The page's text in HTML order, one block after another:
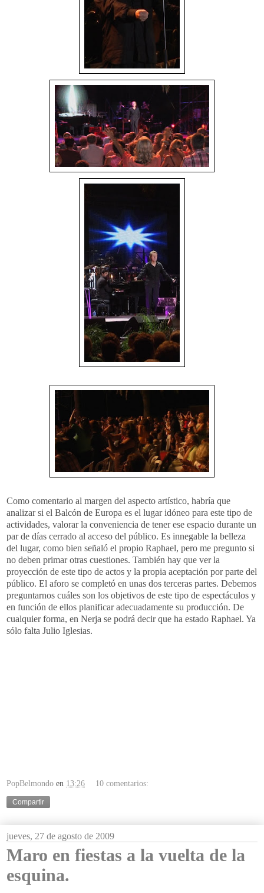
Como comentario al margen del aspecto artístico, habría que
analizar si el Balcón de Europa es el lugar idóneo para este tipo de
actividades, valorar la conveniencia de tener ese espacio durante un
par de días cerrado al acceso del público. Es innegable la belleza
del lugar, como bien señaló el propio Raphael, pero me pregunto si
no deben primar otras cuestiones. También hay que ver la
proyección de este tipo de actos y la propia aceptación por parte del
público. El aforo se completó en unas dos terceras partes. Debemos
preguntarnos cuáles son los objetivos de este tipo de espectáculos y
en función de ellos planificaradecuadamente su producción. De
cualquier forma, en Nerja se podrá decir que ha estado Raphael. Ya
sólo falta Julio Iglesias.
PopBelmondo en 13:26 10 comentarios:
Compartir
jueves, 27 de agosto de 2009
Maro en fiestas a la vuelta de la
esquina.